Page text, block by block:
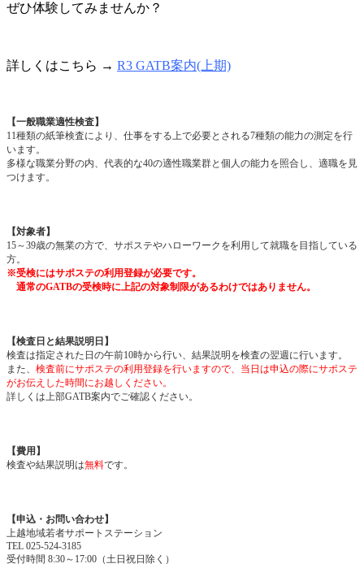
ぜひ体験してみませんか？
詳しくはこちら → R3 GATB案内(上期)
【一般職業適性検査】
11種類の紙筆検査により、仕事をする上で必要とされる7種類の能力の測定を行
います。
多様な職業分野の内、代表的な40の適性職業群と個人の能力を照合し、適職を見
つけます。
【対象者】
15～39歳の無業の方で、サポステやハローワークを利用して就職を目指している
方。
※受検にはサポステの利用登録が必要です。
通常のGATBの受検時に上記の対象制限があるわけではありません。
【検査日と結果説明日】
検査は指定された日の午前10時から行い、結果説明を検査の翌週に行います。
また、 検査前にサポステの利用登録を行いますので、当日は申込の際にサポステ
がお伝えした時間にお越しください。
詳しくは上部GATB案内でご確認ください。
【費用】
検査や結果説明は無料です。
【申込・お問い合わせ】
上越地域若者サポートステーション
TEL 025-524-3185
受付時間 8:30～17:00（土日祝日除く）